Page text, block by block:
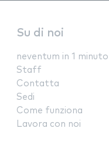
Su di noi
neventum in 1 minuto
Staff
Contatta
Sedi
Come funziona
Lavora con noi